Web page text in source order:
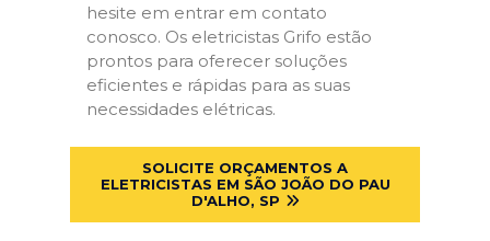
hesite em entrar em contato
conosco. Os eletricistas Grifo estão
prontos para oferecer soluções
eficientes e rápidas para as suas
necessidades elétricas.
SOLICITE ORÇAMENTOS A
ELETRICISTAS EM SÃO JOÃO DO PAU
D'ALHO, SP